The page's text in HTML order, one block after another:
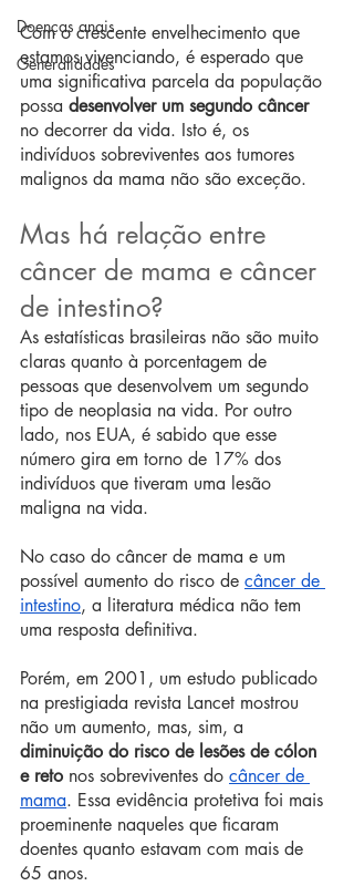
Doenças anais
Generalidades
Com o crescente envelhecimento que
estamos vivenciando, é esperado que
uma significativa parcela da população
possa desenvolver um segundo câncer
no decorrer da vida. Isto é, os
indivíduos sobreviventes aos tumores
malignos da mama não são exceção.
Mas há relação entre
câncer de mama e câncer
de intestino?
As estatísticas brasileiras não são muito
claras quanto à porcentagem de
pessoas que desenvolvem um segundo
tipo de neoplasia na vida. Por outro
lado, nos EUA, é sabido que esse
número gira em torno de 17% dos
indivíduos que tiveram uma lesão
maligna na vida.
No caso do câncer de mama e um
possível aumento do risco de câncer de
intestino, a literatura médica não tem
uma resposta definitiva.
Porém, em 2001, um estudo publicado
na prestigiada revista Lancet mostrou
não um aumento, mas, sim, a
diminuição do risco de lesões de cólon
e reto nos sobreviventes do câncer de
mama. Essa evidência protetiva foi mais
proeminente naqueles que ficaram
doentes quanto estavam com mais de
65 anos.